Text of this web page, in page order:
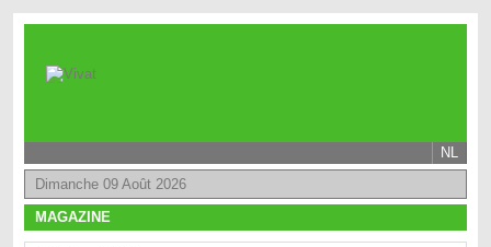
NL
Dimanche 09 Août 2026
MAGAZINE